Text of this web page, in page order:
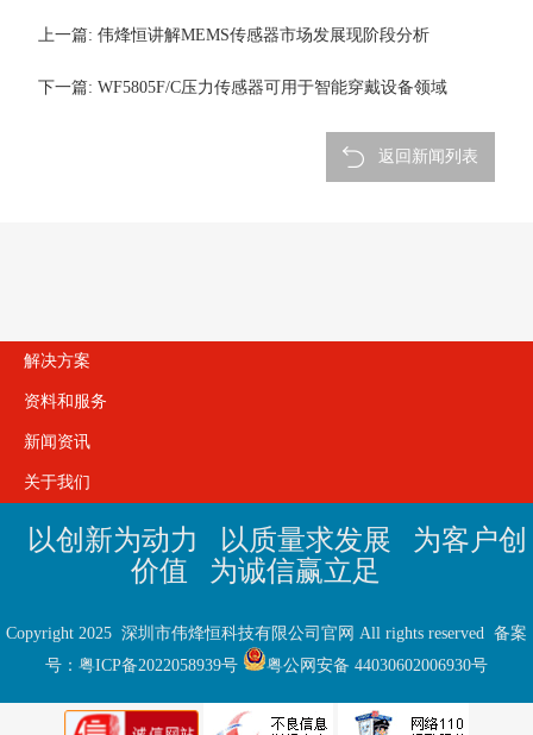
上一篇: 伟烽恒讲解MEMS传感器市场发展现阶段分析
下一篇: WF5805F/C压力传感器可用于智能穿戴设备领域
返回新闻列表
解决方案
资料和服务
新闻资讯
关于我们
以创新为动力 以质量求发展 为客户创
价值 为诚信赢立足
Copyright 2025 深圳市伟烽恒科技有限公司官网 All rights reserved 备案
号： 粤ICP备2022058939号 粤公网安备 44030602006930号